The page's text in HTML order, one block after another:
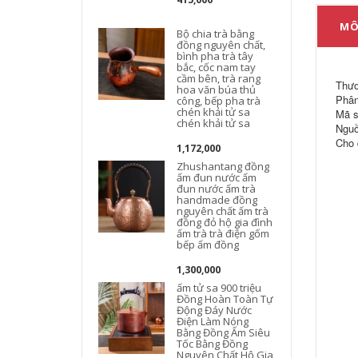
Bộ chia trà bằng
đồng nguyên chất,
bình pha trà tây
bắc, cốc nam tay
cầm bên, trà rang
hoa văn búa thủ
công, bếp pha trà
chén khải tử sa
chén khải tử sa
1,172,000
Zhushantang đồng
ấm đun nước ấm
đun nước ấm trà
handmade đồng
nguyên chất ấm trà
đồng đỏ hộ gia đình
ấm trà trà điện gốm
bếp ấm đồng
1,300,000
ấm tử sa 900 triệu
Đồng Hoàn Toàn Tự
Động Đáy Nước
Điện Làm Nóng
Bằng Đồng Ấm Siêu
Tốc Bằng Đồng
Nguyên Chất Hộ Gia
Mã
Cho